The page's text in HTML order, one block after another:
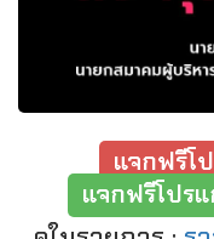
แจกฟรีโ
แจกฟรีโปร